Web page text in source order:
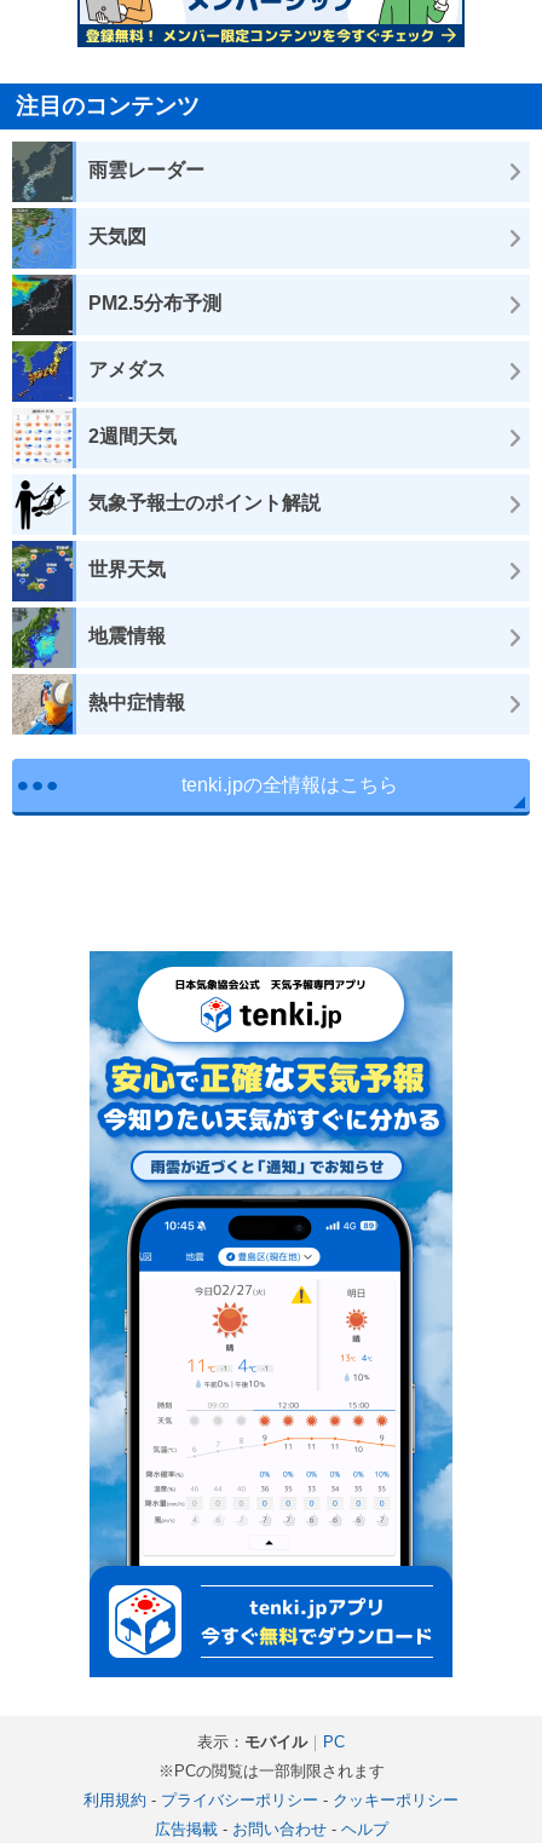
注目のコンテンツ
雨雲レーダー
天気図
PM2.5分布予測
アメダス
2週間天気
気象予報士のポイント解説
世界天気
地震情報
熱中症情報
tenki.jpの全情報はこちら
表示： モバイル｜ PC
※PCの閲覧は一部制限されます
利用規約 - プライバシーポリシー - クッキーポリシー
広告掲載- お問い合わせ- ヘルプ